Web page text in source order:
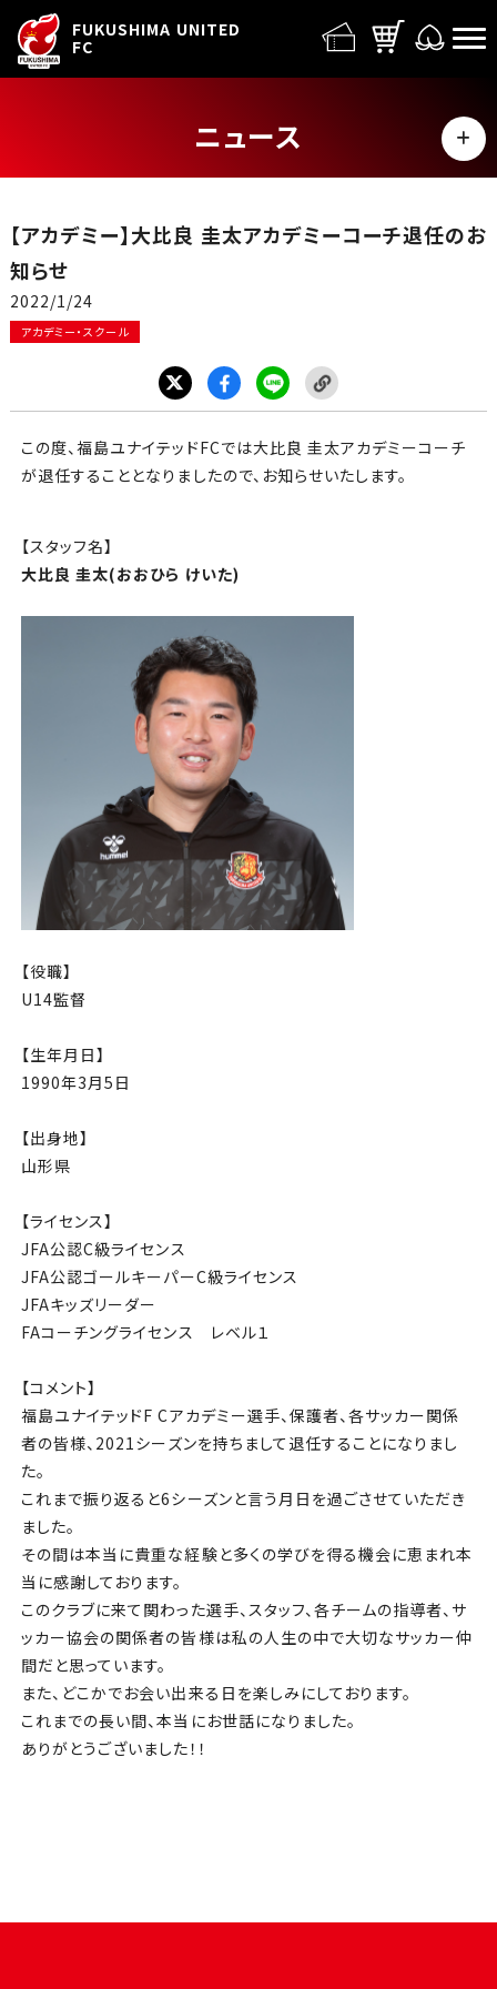
FUKUSHIMA UNITED
FC
ニュース
MENU
イベント
グッズ
農業部
まちづくり
パートナー
NPO
その他
【アカデミー】大比良 圭太アカデミーコーチ退任のお
知らせ
2022/1/24
アカデミー・スクール
この度、福島ユナイテッドFCでは大比良 圭太アカデミーコーチ
が退任することとなりましたので、お知らせいたします。
【スタッフ名】
大比良 圭太(おおひら けいた)
【役職】
U14監督
【生年月日】
1990年3月5日
【出身地】
山形県
【ライセンス】
JFA公認C級ライセンス
JFA公認ゴールキーパーC級ライセンス
JFAキッズリーダー
FAコーチングライセンス レベル１
【コメント】
福島ユナイテッドF Cアカデミー選手、保護者、各サッカー関係
者の皆様、2021シーズンを持ちまして退任することになりまし
た。
これまで振り返ると6シーズンと言う月日を過ごさせていただき
ました。
その間は本当に貴重な経験と多くの学びを得る機会に恵まれ本
当に感謝しております。
このクラブに来て関わった選手、スタッフ、各チームの指導者、サ
ッカー協会の関係者の皆様は私の人生の中で大切なサッカー仲
間だと思っています。
また、どこかでお会い出来る日を楽しみにしております。
これまでの長い間、本当にお世話になりました。
ありがとうございました！！